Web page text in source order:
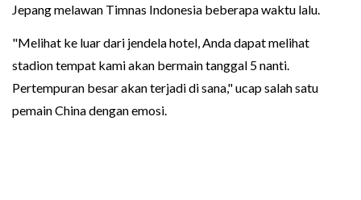
Jepang melawan Timnas Indonesia beberapa waktu lalu.
"Melihat ke luar dari jendela hotel, Anda dapat melihat
stadion tempat kami akan bermain tanggal 5 nanti.
Pertempuran besar akan terjadi di sana," ucap salah satu
pemain China dengan emosi.